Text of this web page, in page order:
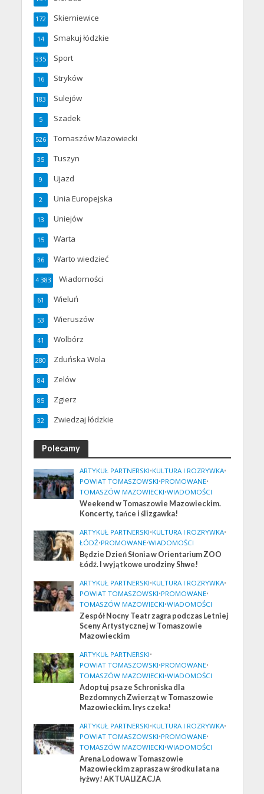
Skierniewice
172
Smakuj łódzkie
14
Sport
335
Stryków
16
Sulejów
183
Szadek
5
Tomaszów Mazowiecki
526
Tuszyn
35
Ujazd
9
Unia Europejska
2
Uniejów
13
Warta
15
Warto wiedzieć
36
Wiadomości
4 383
Wieluń
61
Wieruszów
53
Wolbórz
41
Zduńska Wola
280
Zelów
84
Zgierz
85
Zwiedzaj łódzkie
32
Polecamy
ARTYKUŁ PARTNERSKI•KULTURA I ROZRYWKA•
POWIAT TOMASZOWSKI•PROMOWANE•
TOMASZÓW MAZOWIECKI•WIADOMOŚCI
Weekend w Tomaszowie Mazowieckim.
Koncerty, tańce i ślizgawka!
ARTYKUŁ PARTNERSKI•KULTURA I ROZRYWKA•
ŁÓDŹ•PROMOWANE•WIADOMOŚCI
Będzie Dzień Słonia w Orientarium ZOO
Łódź. I wyjątkowe urodziny Shwe!
ARTYKUŁ PARTNERSKI•KULTURA I ROZRYWKA•
POWIAT TOMASZOWSKI•PROMOWANE•
TOMASZÓW MAZOWIECKI•WIADOMOŚCI
Zespół Nocny Teatr zagra podczas Letniej
Sceny Artystycznej w Tomaszowie
Mazowieckim
ARTYKUŁ PARTNERSKI•
POWIAT TOMASZOWSKI•PROMOWANE•
TOMASZÓW MAZOWIECKI•WIADOMOŚCI
Adoptuj psa ze Schroniska dla
Bezdomnych Zwierząt w Tomaszowie
Mazowieckim. Irys czeka!
ARTYKUŁ PARTNERSKI•KULTURA I ROZRYWKA•
POWIAT TOMASZOWSKI•PROMOWANE•
TOMASZÓW MAZOWIECKI•WIADOMOŚCI
Arena Lodowa w Tomaszowie
Mazowieckim zaprasza w środku lata na
łyżwy! AKTUALIZACJA